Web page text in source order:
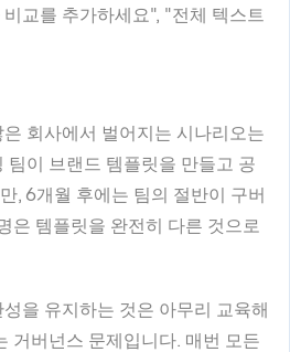
교를 추가하세요", "전체 텍스트
회사에서 벌어지는 시나리오는
팀이 브랜드 템플릿을 만들고 공
, 6개월 후에는 팀의 절반이 구버
은 템플릿을 완전히 다른 것으로
을 유지하는 것은 아무리 교육해
거버넌스 문제입니다. 매번 모든